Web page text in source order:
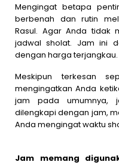
Mengingat betapa
berbenah dan rutin
Rasul. Agar Anda tidak
jadwal sholat. Jam ini
dengan harga terjangkau.
Meskipun terkesan
mengingatkan Anda
jam pada umumnya,
dilengkapi dengan jam,
Anda mengingat waktu
Jam memang